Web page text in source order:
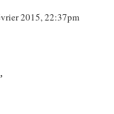
2015, 22:37pm